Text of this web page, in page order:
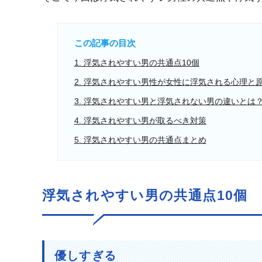
この記事の目次
1. 浮気されやすい男の共通点10個
2. 浮気されやすい男性が女性に浮気される心理と
3. 浮気されやすい男と浮気されない男の違いとは
4. 浮気されやすい男が取るべき対策
5. 浮気されやすい男の共通点まとめ
浮気されやすい男の共通点10個
優しすぎる